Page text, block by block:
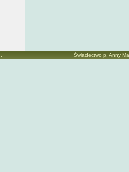
Świadectwo p. Anny